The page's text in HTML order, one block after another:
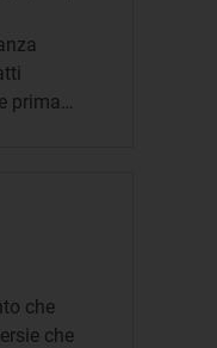
prima…
che
che